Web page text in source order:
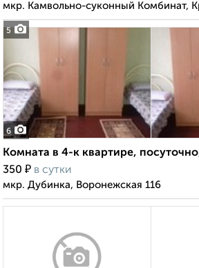
5
мкр. Камвольно-суконный Комбинат,
6
Комната в 4-к квартире,
350 ₽ в сутки
мкр. Дубинка, Воронежская 116